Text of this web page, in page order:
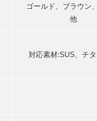
ゴールド、ブラウン
他
対応素材:SUS、チ